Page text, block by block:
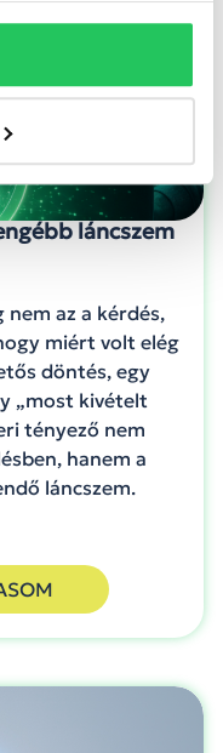
láncszem
az a kérdés,
miért volt elég
döntés, egy
„most kivételt
tényező nem
hanem a
láncszem.